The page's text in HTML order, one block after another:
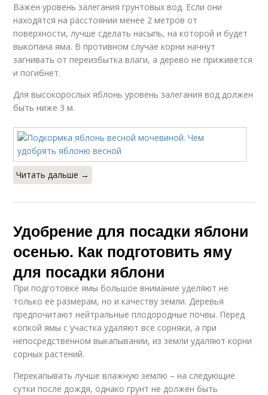
Важен уровень залегания грунтовых вод. Если они
находятся на расстоянии менее 2 метров от
поверхности, лучше сделать насыпь, на которой и будет
выкопана яма. В противном случае корни начнут
загнивать от переизбытка влаги, а дерево не приживется
и погибнет.
Для высокорослых яблонь уровень залегания вод должен
быть ниже 3 м.
Читать дальше →
Удобрение для посадки яблони
осенью. Как подготовить яму
для посадки яблони
При подготовке ямы большое внимание уделяют не
только ее размерам, но и качеству земли. Деревья
предпочитают нейтральные плодородные почвы. Перед
копкой ямы с участка удаляют все сорняки, а при
непосредственном выкапывании, из земли удаляют корни
сорных растений.
Перекапывать лучше влажную землю – на следующие
сутки после дождя, однако грунт не должен быть